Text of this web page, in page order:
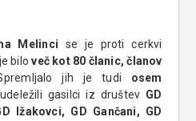
Melinci se je proti cerkvi
biloveč kot 80 članic, članov
jih je tudi osem
gasilci iz društev GD
Ižakovci, GD Gančani, GD